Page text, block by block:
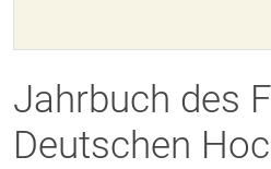
Jahrbuch des
Deutschen